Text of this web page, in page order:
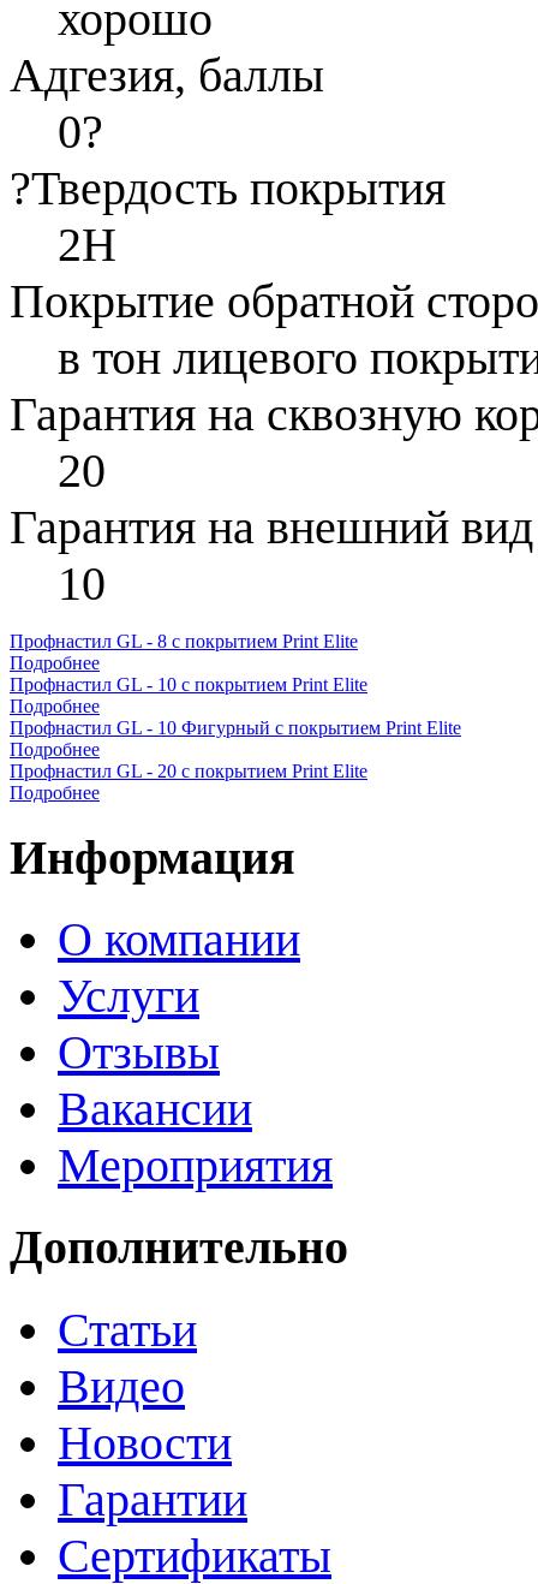
хорошо
Адгезия, баллы
0?
?Твердость покрытия
2H
Покрытие обратной
в тон лицевого
Гарантия на сквозную
20
Гарантия на внешний вид
10
Профнастил GL - 8 с покрытием Print Elite
Подробнее
Профнастил GL - 10 с покрытием Print Elite
Подробнее
Профнастил GL - 10 Фигурный с покрытием Print Elite
Подробнее
Профнастил GL - 20 с покрытием Print Elite
Подробнее
Информация
О компании
Услуги
Отзывы
Вакансии
Мероприятия
Дополнительно
Статьи
Видео
Новости
Гарантии
Сертификаты